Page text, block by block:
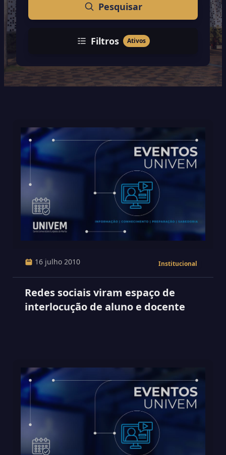
Pesquisar
Filtros Ativos
16 julho 2010 Institucional
Redes sociais viram espaço de
interlocução de aluno e docente